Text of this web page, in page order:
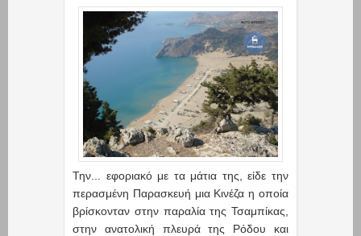
Την... εφοριακό με τα μάτια της, είδε την
περασμένη Παρασκευή μια Κινέζα η οποία
βρίσκονταν στην παραλία της Τσαμπίκας,
στην ανατολική πλευρά της Ρόδου και